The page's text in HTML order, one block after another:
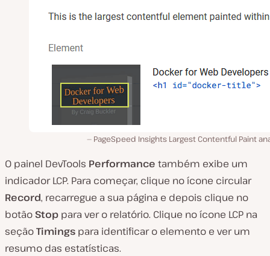
PageSpeed Insights Largest Contentful Paint
O painel DevTools Performance também exibe um
indicador LCP. Para começar, clique no ícone circular
Record, recarregue a sua página e depois clique no
botão Stop para ver o relatório. Clique no ícone LCP na
seçãoTimings para identificar o elemento e ver um
resumo das estatísticas.